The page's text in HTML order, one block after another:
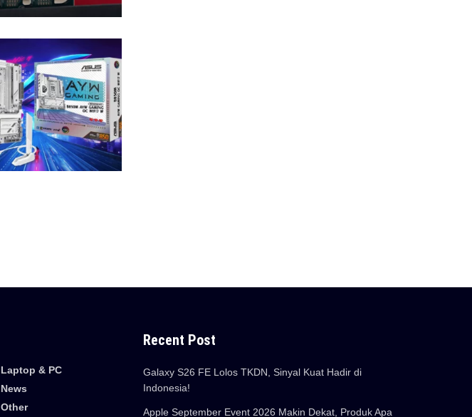
Laptop & PC
News
Other
Recent Post
Galaxy S26 FE Lolos TKDN, Sinyal Kuat Hadir di
Indonesia!
Apple September Event 2026 Makin Dekat, Produk Apa